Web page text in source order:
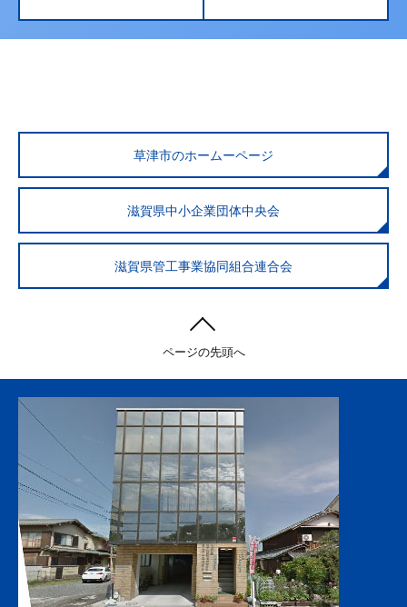
草津市のホームーページ
滋賀県中小企業団体中央会
滋賀県管工事業協同組合連合会
ページの先頭へ